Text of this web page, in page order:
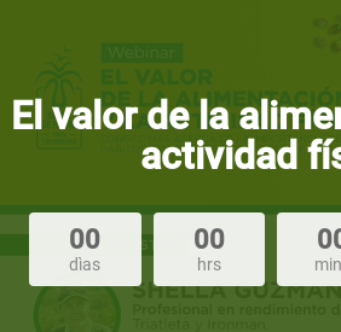
El valor de la
actividad
00
dìas
00
hrs